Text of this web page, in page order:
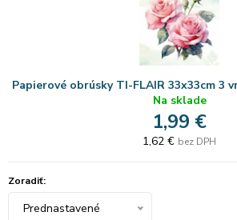
Papierové obrúsky TI-FLAIR 33x33cm 3
Na sklade
1,99 €
1,62 € bez DPH
Zoradiť:
Prednastavené